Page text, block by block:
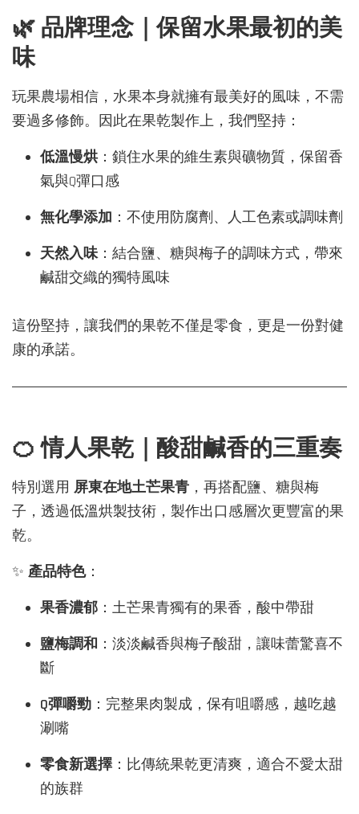
🌿 品牌理念｜保留水果最初的美
味
玩果農場相信，水果本身就擁有最美好的風味，不需
要過多修飾。因此在果乾製作上，我們堅持：
低溫慢烘：鎖住水果的維生素與礦物質，保留香
氣與Q彈口感
無化學添加 ：不使用防腐劑、人工色素或調味劑
天然入味：結合鹽、糖與梅子的調味方式，帶來
鹹甜交織的獨特風味
這份堅持，讓我們的果乾不僅是零食，更是一份對健
康的承諾。
🍊 情人果乾｜酸甜鹹香的三重奏
特別選用 屏東在地土芒果青 ，再搭配鹽、糖與梅
子，透過低溫烘製技術，製作出口感層次更豐富的果
乾。
✨ 產品特色：
果香濃郁 ：土芒果青獨有的果香，酸中帶甜
鹽梅調和 ：淡淡鹹香與梅子酸甜，讓味蕾驚喜不
斷
Q彈嚼勁 ：完整果肉製成，保有咀嚼感，越吃越
涮嘴
零食新選擇 ：比傳統果乾更清爽，適合不愛太甜
的族群